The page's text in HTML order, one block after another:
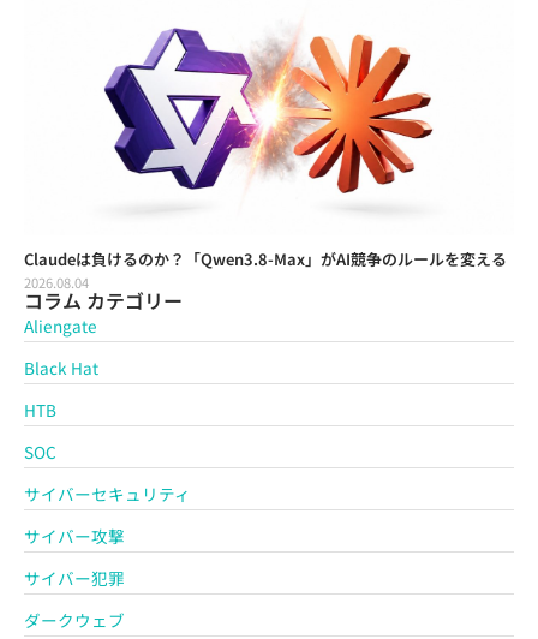
Claudeは負けるのか？「Qwen3.8-Max」がAI競争のルールを変える
2026.08.04
コラム カテゴリー
Aliengate
Black Hat
HTB
SOC
サイバーセキュリティ
サイバー攻撃
サイバー犯罪
ダークウェブ